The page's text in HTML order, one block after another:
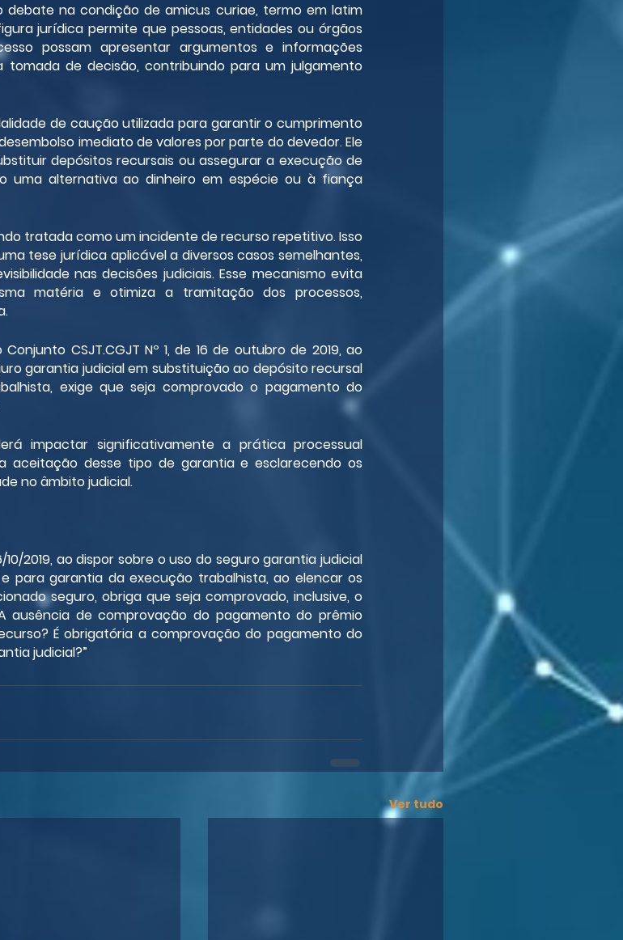
debate na condição de amicus curiae, termo em latim
jurídica permite que pessoas, entidades ou órgãos
possam apresentar argumentos e informações
tomada de decisão, contribuindo para um julgamento
de caução utilizada para garantir o cumprimento
imediato de valores por parte do devedor. Ele
depósitos recursais ou assegurar a execução de
uma alternativa ao dinheiro em espécie ou à fiança
tratada como um incidente de recurso repetitivo. Isso
tese jurídica aplicável a diversos casos semelhantes,
nas decisões judiciais. Esse mecanismo evita
matéria e otimiza a tramitação dos processos,
CSJT.CGJT Nº 1, de 16 de outubro de 2019, ao
garantia judicial em substituição ao depósito recursal
exige que seja comprovado o pagamento do
impactar significativamente a prática processual
aceitação desse tipo de garantia e esclarecendo os
no âmbito judicial.
10/2019, ao dispor sobre o uso do seguro garantia judicial
para garantia da execução trabalhista, ao elencar os
seguro, obriga que seja comprovado, inclusive, o
ausência de comprovação do pagamento do prêmio
É obrigatória a comprovação do pagamento do
judicial?”
Ver tudo